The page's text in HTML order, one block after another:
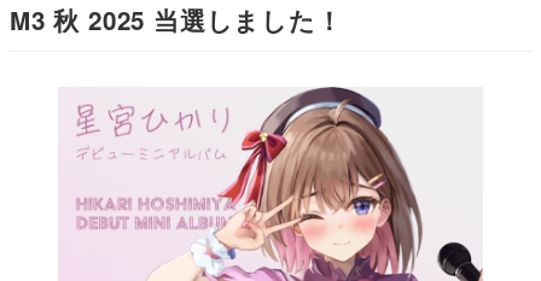
M3 秋 2025 当選しました！